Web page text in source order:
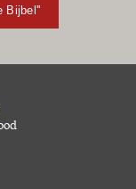
Bijbel''